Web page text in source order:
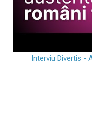
Interviu Divertis -